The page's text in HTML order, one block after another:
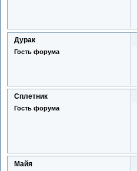
Дурак
Гость форума
Сплетник
Гость форума
Майя